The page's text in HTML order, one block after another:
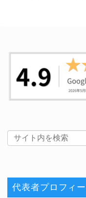
代表者プロフィ